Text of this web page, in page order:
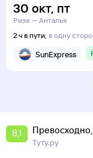
30 окт, пт
Ризе — Анталья
2 ч в пути, в одну
SunExpress
8,1 Превосходно
Туту.ру